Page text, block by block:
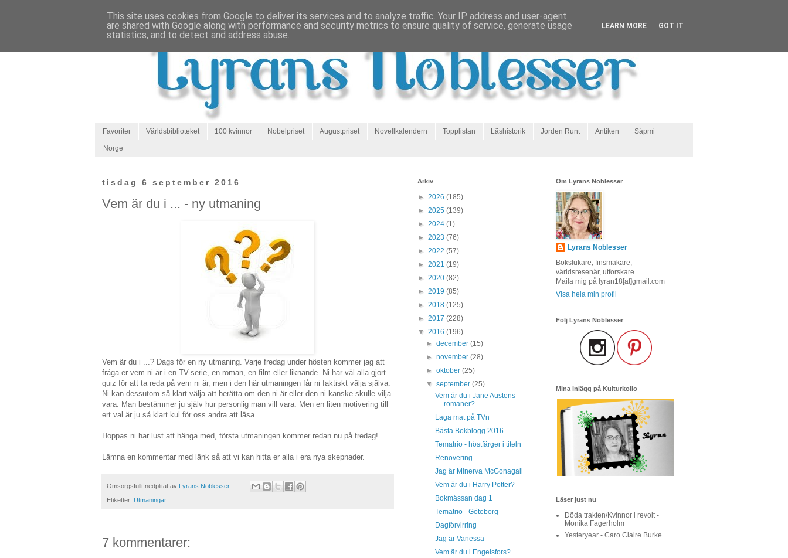
Favoriter Världsbiblioteket 100 kvinnor Nobelpriset Augustpriset Novellkalendern Topplistan Läshistorik Jorden Runt Antiken Sápmi
Norge
tisdag 6 september 2016
Vem är du i ... - ny utmaning
Vem är du i ...? Dags för en ny utmaning. Varje fredag under hösten kommer jag att
fråga er vem ni är i en TV-serie, en roman, en film eller liknande. Ni har väl alla gjort
quiz för att ta reda på vem ni är, men i den här utmaningen får ni faktiskt välja själva.
Ni kan dessutom så klart välja att berätta om den ni är eller den ni kanske skulle vilja
vara. Man bestämmer ju själv hur personlig man vill vara. Men en liten motivering till
ert val är ju så klart kul för oss andra att läsa.
Hoppas ni har lust att hänga med, första utmaningen kommer redan nu på fredag!
Lämna en kommentar med länk så att vi kan hitta er alla i era nya skepnader.
Omsorgsfullt nedplitat av Lyrans Noblesser
Etiketter: Utmaningar
7 kommentarer:
Arkiv
► 2026 (185)
► 2025 (139)
► 2024 (1)
► 2023 (76)
► 2022 (57)
► 2021 (19)
► 2020 (82)
► 2019 (85)
► 2018 (125)
► 2017 (228)
▼ 2016 (196)
►december(15)
►november(28)
►oktober(25)
▼september(25)
Vem är du i Jane Austens
romaner?
Laga mat på TVn
Bästa Bokblogg 2016
Tematrio - höstfärger i titeln
Renovering
Jag är Minerva McGonagall
Vem är du i Harry Potter?
Bokmässan dag 1
Tematrio - Göteborg
Dagförvirring
Jag är Vanessa
Vem är du i Engelsfors?
Om Lyrans Noblesser
Lyrans Noblesser
Bokslukare, finsmakare,
världsresenär, utforskare.
Maila mig på lyran18[at]gmail.com
Visa hela min profil
Följ Lyrans Noblesser
Mina inlägg på Kulturkollo
Läser just nu
Döda trakten/Kvinnor i revolt -
Monika Fagerholm
Yesteryear - Caro Claire Burke
This site uses cookies from Google to deliver its services and to analyze traffic. Your IP address and user-agent
are shared with Google along with performance and security metrics to ensure quality of service, generate usage
statistics, and to detect and address abuse.
LEARN MORE GOT IT